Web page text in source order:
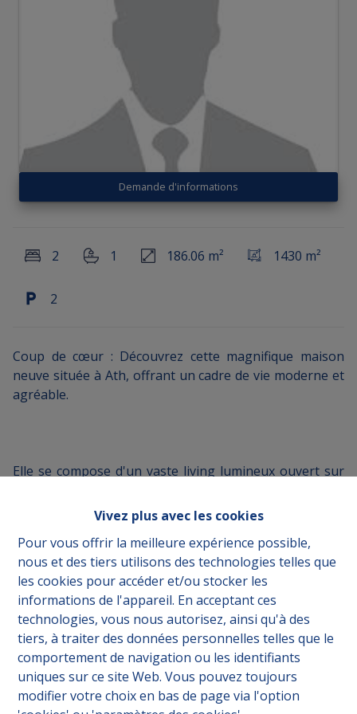
Vivez plus avec les cookies
Pour vous offrir la meilleure expérience possible,
nous et des tiers utilisons des technologies telles que
les cookies pour accéder et/ou stocker les
informations de l'appareil. En acceptant ces
technologies, vous nous autorisez, ainsi qu'à des
tiers, à traiter des données personnelles telles que le
comportement de navigation ou les identifiants
uniques sur ce site Web. Vous pouvez toujours
modifier votre choix en bas de page via l'option
Demande d'informations
2 1 186.06 m² 1430 m²
2
Coup de cœur : Découvrez cette magnifique maison
neuve située à Ath, offrant un cadre de vie moderne et
agréable.
Elle se compose d'un vaste living lumineux ouvert sur
grandes baies vitrées apportent une belle luminosité
et donnent un accès direct au jardin.
Vous y trouverez également une chambre, un bureau
ou une deuxième chambre, ainsi qu'une salle de
douche.
Le grenier, entièrement aménageable, offre un beau